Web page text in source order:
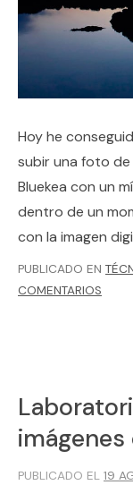
Hoy he
subir una foto
Bluekea con un
dentro de un
con la imagen
PUBLICADO EN
COMENTARIOS
PUBLICADO EL 19